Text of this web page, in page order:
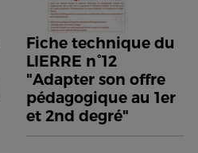
Fiche technique du
LIERRE n°12
"Adapter son offre
pédagogique au 1er
et 2nd degré"